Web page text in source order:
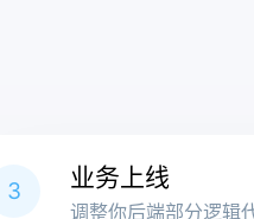
3 业务上线
调整你后端部分逻辑